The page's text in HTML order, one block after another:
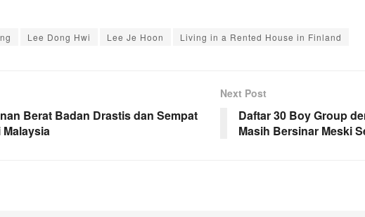
Lee Dong Hwi Lee Je Hoon Living in a Rented House in Finland
Berat Badan Drastis dan Sempat
Next Post
Daftar 30 Boy Group
Masih Bersinar Meski